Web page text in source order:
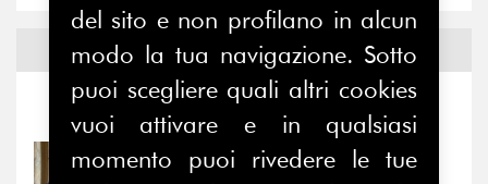
Notizie edEventi
Notizie Eventi
31/07/2026
del sito e non profilano in alcun
modo la tua navigazione. Sotto
puoi scegliere quali altri cookies
vuoi attivare e in qualsiasi
momento puoi rivedere le tue